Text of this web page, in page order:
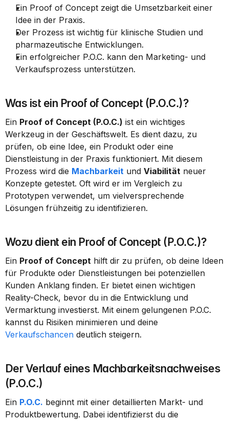
Ein Proof of Concept zeigt die Umsetzbarkeit einer
Idee in der Praxis.
Der Prozess ist wichtig für klinische Studien und
pharmazeutische Entwicklungen.
Ein erfolgreicher P.O.C. kann den Marketing- und
Verkaufsprozess unterstützen.
Was ist ein Proof of Concept (P.O.C.)?
Ein Proof of Concept (P.O.C.) ist ein wichtiges
Werkzeug in der Geschäftswelt. Es dient dazu, zu
prüfen, ob eine Idee, ein Produkt oder eine
Dienstleistung in der Praxis funktioniert. Mit diesem
Prozess wird die Machbarkeit und Viabilität neuer
Konzepte getestet. Oft wird er im Vergleich zu
Prototypen verwendet, um vielversprechende
Lösungen frühzeitig zu identifizieren.
Wozu dient ein Proof of Concept (P.O.C.)?
Ein Proof of Concept hilft dir zu prüfen, ob deine Ideen
für Produkte oder Dienstleistungen bei potenziellen
Kunden Anklang finden. Er bietet einen wichtigen
Reality-Check, bevor du in die Entwicklung und
Vermarktung investierst. Mit einem gelungenen P.O.C.
Verkaufschancen deutlich steigern.
Der Verlauf eines Machbarkeitsnachweises
(P.O.C.)
Ein P.O.C. beginnt mit einer detaillierten Markt- und
Produktbewertung. Dabei identifizierst du die